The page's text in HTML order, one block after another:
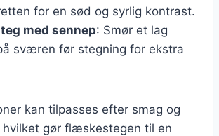
for en sød og syrlig kontrast.
med sennep: Smør et lag
sværen før stegning for ekstra
kan tilpasses efter smag og
gør flæskestegen til en